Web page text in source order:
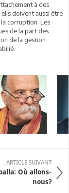
à des
doivent aussi être
corruption. Les
de la part des
de la gestion
ARTICLE SUIVANT
Où allons-
nous?